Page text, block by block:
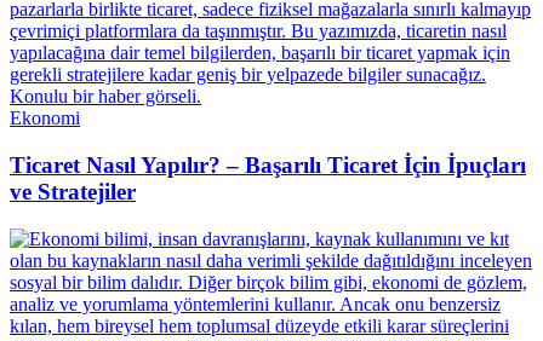
Ekonomi
Ticaret Nasıl Yapılır? – Başarılı Ticaret İçin İpuçları
ve Stratejiler